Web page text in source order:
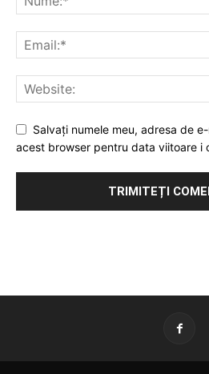
Salvați numele meu, adresa de
acest browser pentru data viitoare i